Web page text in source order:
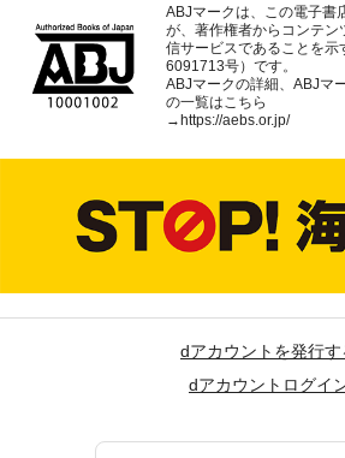
ABJマークは、この電子書
が、著作権者からコンテ
信サービスであることを
6091713号）です。
ABJマークの詳細、ABJマ
の一覧はこちら
→https://aebs.or.jp/
dアカウントを発行す
dアカウントログイ